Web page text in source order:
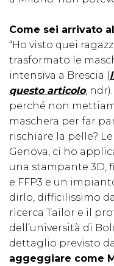
Come sei arrivato
“Ho visto quei
trasformato le
intensiva a Brescia (
questo articolo,
perché non
maschera per far
rischiare la pelle?
Genova, ci ho
una stampante 3D,
e FFP3 e un
dirlo, difficilissimo
ricerca Tailor e il
dell’università di
dettaglio previsto
aggeggiare come